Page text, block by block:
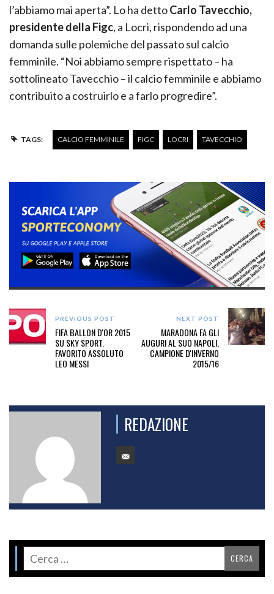
l’abbiamo mai aperta”. Lo ha dettoCarlo Tavecchio,
presidente della Figc, a Locri, rispondendo ad una
domanda sulle polemiche del passato sul calcio
femminile. “Noi abbiamo sempre rispettato – ha
sottolineato Tavecchio – il calcio femminile e abbiamo
contribuito a costruirlo e a farlo progredire”.
TAGS: CALCIO FEMMINILE FIGC LOCRI TAVECCHIO
PREVIOUS POST
FIFA BALLON D'OR 2015
SU SKY SPORT.
FAVORITO ASSOLUTO
LEO MESSI
NEXT POST
MARADONA FA GLI
AUGURI AL SUO NAPOLI,
CAMPIONE D'INVERNO
2015/16
REDAZIONE